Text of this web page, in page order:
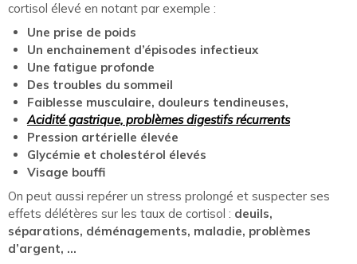
cortisol élevé en notant par exemple :
Une prise de poids
Un enchainement d’épisodes infectieux
Une fatigue profonde
Des troubles du sommeil
Faiblesse musculaire, douleurs tendineuses,
Acidité gastrique, problèmes digestifs récurrents
Pression artérielle élevée
Glycémie et cholestérol élevés
Visage bouffi
On peut aussi repérer un stress prolongé et suspecter ses
effets délétères sur les taux de cortisol : deuils,
séparations, déménagements, maladie, problèmes
d’argent, …